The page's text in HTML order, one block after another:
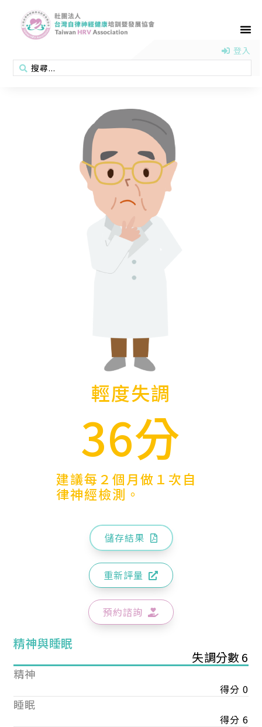
登入
輕度失調
36分
建議每２個月做１次自
律神經檢測。
儲存結果
重新評量
預約諮詢
精神與睡眠
失調分數 6
精神
得分 0
睡眠
得分 6